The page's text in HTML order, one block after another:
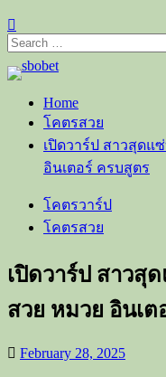
Search
for:
Home
โคตรสวย
เปิดวาร์ป สาวสุดแ
อินเตอร์ ครบสูตร
โคตรวาร์ป
โคตรสวย
เปิดวาร์ป สาวสุ
สวย หมวย อินเ
February 28, 2025